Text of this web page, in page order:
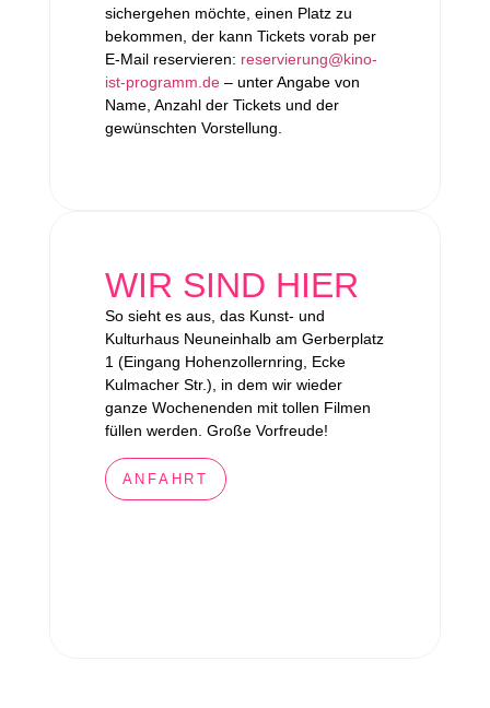
sichergehen möchte, einen Platz zu
bekommen, der kann Tickets vorab per
E-Mail reservieren: reservierung@kino-
ist-programm.de– unter Angabe von
Name, Anzahl der Tickets und der
gewünschten Vorstellung.
WIR SIND HIER
So sieht es aus, das Kunst- und
Kulturhaus Neuneinhalb am Gerberplatz
1 (Eingang Hohenzollernring, Ecke
Kulmacher Str.), in dem wir wieder
ganze Wochenenden mit tollen Filmen
füllen werden. Große Vorfreude!
ANFAHRT